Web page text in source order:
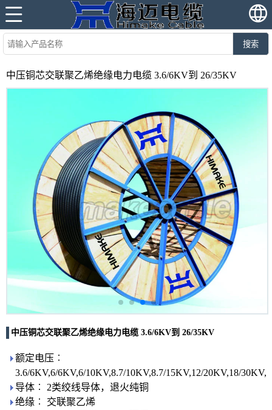
搜索
中压铜芯交联聚乙烯绝缘电力电缆 3.6/6KV到 26/35KV
中压铜芯交联聚乙烯绝缘电力电缆 3.6/6KV到 26/35KV
额定电压︰
3.6/6KV,6/6KV,6/10KV,8.7/10KV,8.7/15KV,12/20KV,18/
导体︰ 2类绞线导体，退火纯铜
绝缘︰ 交联聚乙烯